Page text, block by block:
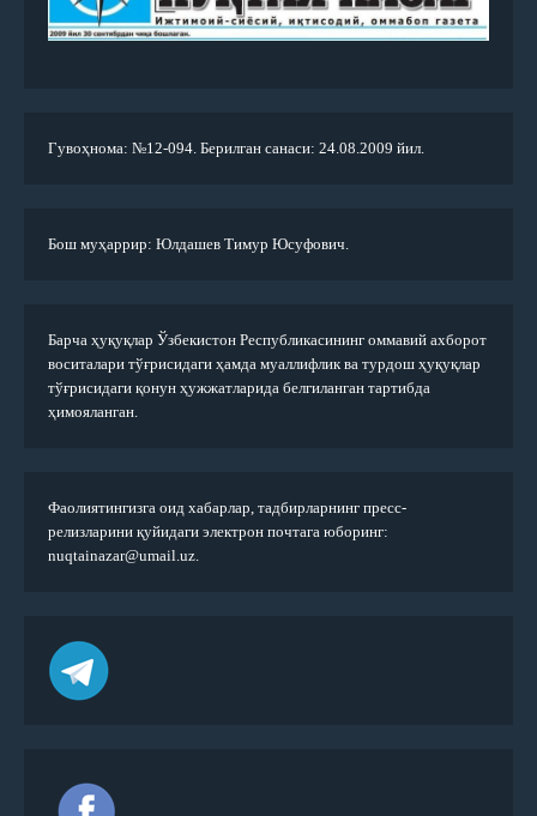
Гувоҳнома: №12-094. Берилган санаси: 24.08.2009 йил.
Бош муҳаррир: Юлдашев Тимур Юсуфович.
Барча ҳуқуқлар Ўзбекистон Республикасининг оммавий ахборот
воситалари тўғрисидаги ҳамда муаллифлик ва турдош ҳуқуқлар
тўғрисидаги қонун ҳужжатларида белгиланган тартибда
ҳимояланган.
Фаолиятингизга оид хабарлар, тадбирларнинг пресс-
релизларини қуйидаги электрон почтага юборинг:
nuqtainazar@umail.uz.